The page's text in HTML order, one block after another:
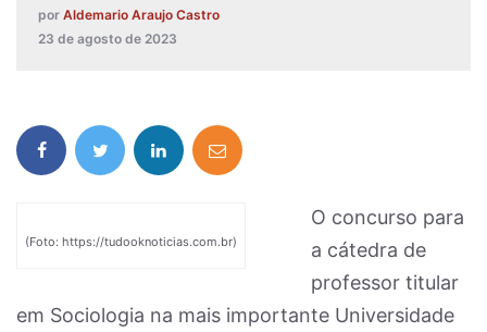
por Aldemario Araujo Castro
23 de agosto de 2023
(Foto: https://tudooknoticias.com.br)
O concurso para
a cátedra de
professor titular
em Sociologia na mais importante Universidade